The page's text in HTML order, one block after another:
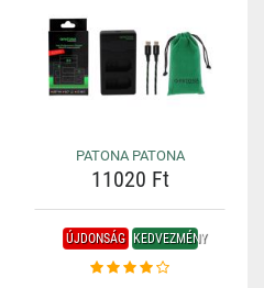
PATONA PATONA
11020 Ft
ÚJDONSÁG KEDVEZMÉNY